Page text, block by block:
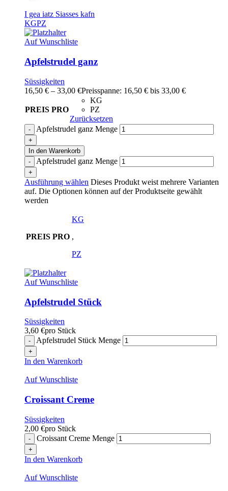
I gea iatz Siasses kafn
KGPZ
Auf Wunschliste
Apfelstrudel ganz
Süssigkeiten
16,50 € – 33,00 €Preisspanne: 16,50 € bis 33,00 €
PREIS PRO
KG
PZ
Zurücksetzen
Apfelstrudel ganz Menge
In den Warenkorb
Apfelstrudel ganz Menge
Ausführung wählen Dieses Produkt weist mehrere Varianten
auf. Die Optionen können auf der Produktseite gewählt
werden
PREIS PRO
KG
,
PZ
Auf Wunschliste
Apfelstrudel Stück
Süssigkeiten
3,60 €pro Stück
Apfelstrudel Stück Menge
In den Warenkorb
Auf Wunschliste
Croissant Creme
Süssigkeiten
2,00 €pro Stück
Croissant Creme Menge
In den Warenkorb
Auf Wunschliste